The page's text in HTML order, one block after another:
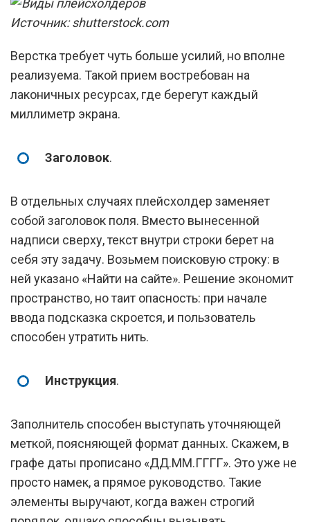
Источник: shutterstock.com
Верстка требует чуть больше усилий, но вполне
реализуема. Такой прием востребован на
лаконичных ресурсах, где берегут каждый
миллиметр экрана.
Заголовок.
В отдельных случаях плейсхолдер заменяет
собой заголовок поля. Вместо вынесенной
надписи сверху, текст внутри строки берет на
себя эту задачу. Возьмем поисковую строку: в
ней указано «Найти на сайте». Решение экономит
пространство, но таит опасность: при начале
ввода подсказка скроется, и пользователь
способен утратить нить.
Инструкция.
Заполнитель способен выступать уточняющей
меткой, поясняющей формат данных. Скажем, в
графе даты прописано «ДД.ММ.ГГГГ». Это уже не
просто намек, а прямое руководство. Такие
элементы выручают, когда важен строгий